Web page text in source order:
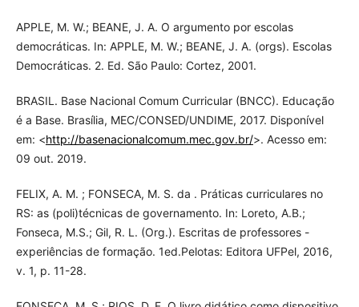
APPLE, M. W.; BEANE, J. A. O argumento por escolas
democráticas. In: APPLE, M. W.; BEANE, J. A. (orgs). Escolas
Democráticas. 2. Ed. São Paulo: Cortez, 2001.
BRASIL. Base Nacional Comum Curricular (BNCC). Educação
é a Base. Brasília, MEC/CONSED/UNDIME, 2017. Disponível
em: <http://basenacionalcomum.mec.gov.br/>. Acesso em:
09 out. 2019.
FELIX, A. M. ; FONSECA, M. S. da . Práticas curriculares no
RS: as (poli)técnicas de governamento. In: Loreto, A.B.;
Fonseca, M.S.; Gil, R. L. (Org.). Escritas de professores -
experiências de formação. 1ed.Pelotas: Editora UFPel, 2016,
v. 1, p. 11-28.